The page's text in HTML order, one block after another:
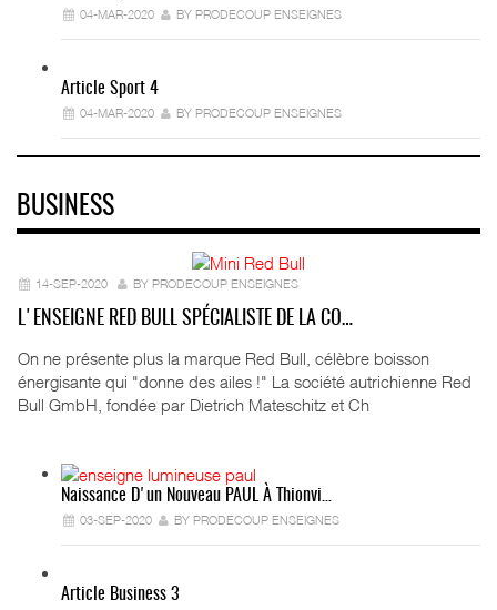
04-MAR-2020 BY PRODECOUP ENSEIGNES
Article Sport 4
04-MAR-2020 BY PRODECOUP ENSEIGNES
BUSINESS
14-SEP-2020 BY PRODECOUP ENSEIGNES
L'ENSEIGNE RED BULL SPÉCIALISTE DE LA CO…
On ne présente plus la marque Red Bull, célèbre boisson
énergisante qui "donne des ailes !" La société autrichienne Red
Bull GmbH, fondée par Dietrich Mateschitz et Ch
Naissance D'un Nouveau PAUL À Thionvi…
03-SEP-2020 BY PRODECOUP ENSEIGNES
Article Business 3